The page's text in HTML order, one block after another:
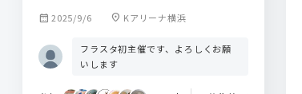
calendar_month 2025/9/6 location_on Kアリーナ横浜
フラスタ初主催です、よろしくお願
いします